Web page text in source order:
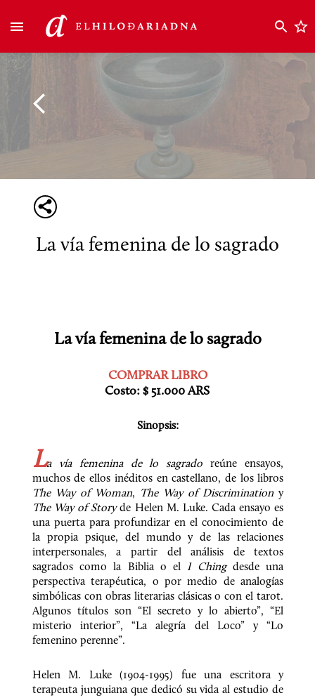
La vía femenina de lo sagrado
La vía femenina de lo sagrado
Costo: $ 51.000 ARS
Sinopsis:
La vía femenina de lo sagrado reúne ensayos,
The Way of Woman, The Way of Discrimination
The Way of Story de Helen M. Luke. Cada ensayo es
una puerta para profundizar en el conocimiento de
la propia psique, del mundo y de las relaciones
interpersonales, a partir del análisis de textos
sagrados como la Biblia o el I Ching desde una
perspectiva terapéutica, o por medio de analogías
simbólicas con obras literarias clásicas o con el tarot.
Algunos títulos son “El secreto y lo abierto”, “El
misterio interior”, “La alegría del Loco” y “Lo
femenino perenne”.
Helen M. Luke (1904-1995) fue una escritora y
terapeuta junguiana que dedicó su vida al estudio de